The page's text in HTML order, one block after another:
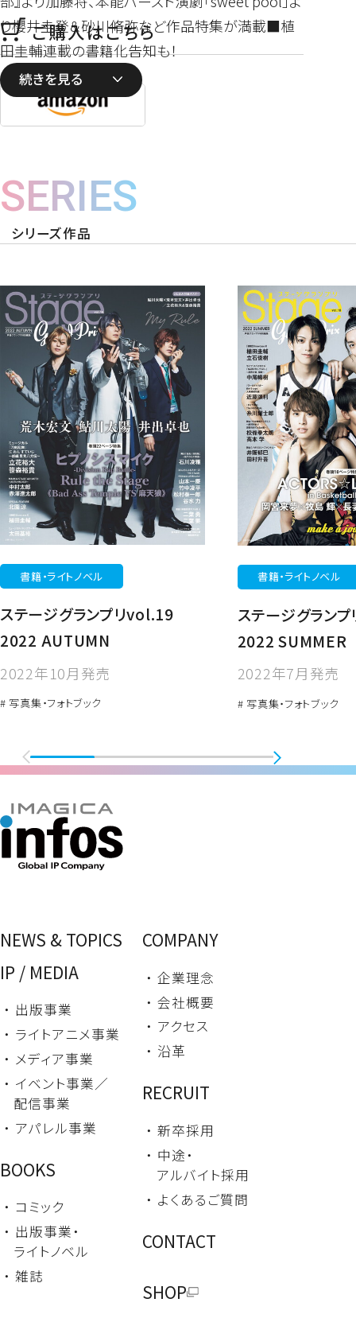
り櫻井圭登＆砂川脩弥など作品特集が満載■植
田圭輔連載の書籍化告知も！
続きを見る
ご購入はこちら
SERIES
シリーズ作品
書籍・ライトノベル
ステージグランプリvol.19
2022 AUTUMN
2022年10月発売
# 写真集・フォトブック
書籍・ライトノベル
ステージグラン
2022 SUMMER
2022年7月発売
# 写真集・フォトブック
NEWS & TOPICS
IP / MEDIA
・ 出版事業
・ ライトアニメ事業
・ メディア事業
・ イベント事業／
配信事業
・ アパレル事業
BOOKS
・ コミック
・ 出版事業・
ライトノベル
・ 雑誌
COMPANY
・ 企業理念
・ 会社概要
・ アクセス
・ 沿革
RECRUIT
・ 新卒採用
・ 中途・
アルバイト採用
・ よくあるご質問
CONTACT
SHOP